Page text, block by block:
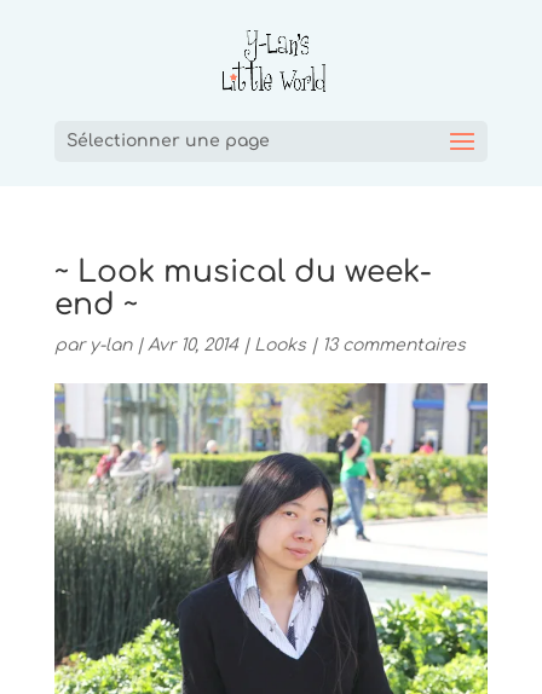
Sélectionner une page
~ Look musical du week-
end ~
par y-lan| Avr 10, 2014| Looks| 13 commentaires